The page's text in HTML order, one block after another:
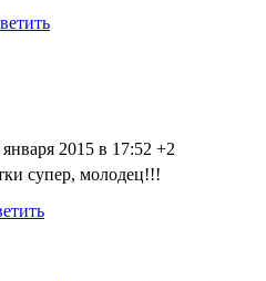
января 2015 в 17:52 +2
супер, молодец!!!